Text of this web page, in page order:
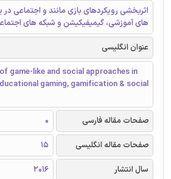
اثربخشی رویکردهای بازی مانند و اجتماعی در
های آموزشی، گیمیفیکیشن و شبکه های
عنوان انگلیسی
game-like and social approaches in
gaming, gamification & social
صفحات مقاله فارسی
0
صفحات مقاله انگلیسی
15
سال انتشار
2016